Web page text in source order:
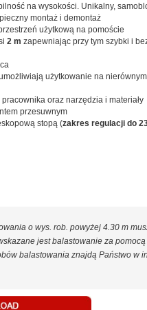
na wysokości. Unikalny,
montaż i demontaż
użytkową na pomoście
2 m zapewniając przy tym szybki i
użytkowanie na nierównym
oraz narzędzia i materiały
przesuwnym
stopą (zakres regulacji do
o wys. rob. powyżej 4.30 m
jest balastowanie za pomocą
balastowania znajdą Państwo w